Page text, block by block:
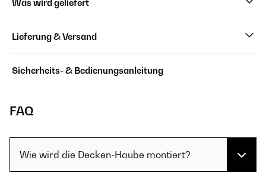
Was wird geliefert
Lieferung & Versand
Sicherheits- & Bedienungsanleitung
FAQ
Wie wird die Decken-Haube montiert?